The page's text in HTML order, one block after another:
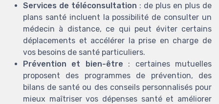
Services de téléconsultation : de plus en plus de
plans santé incluent la possibilité de consulter un
médecin à distance, ce qui peut éviter certains
déplacements et accélérer la prise en charge de
vos besoins de santé particuliers.
Prévention et bien-être : certaines mutuelles
proposent des programmes de prévention, des
bilans de santé ou des conseils personnalisés pour
mieux maîtriser vos dépenses santé et améliorer